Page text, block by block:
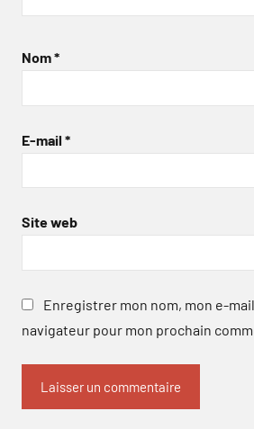
Nom*
E-mail *
Site web
Enregistrer mon nom, mon e-
navigateur pour mon prochain